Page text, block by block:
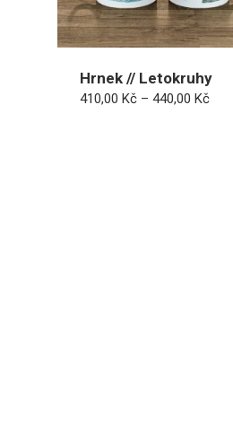
Hrnek // Letokruhy
410,00 Kč – 440,00 Kč